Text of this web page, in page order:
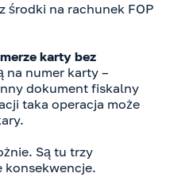
środki na rachunek FOP
karty bez
na numer karty –
dokument fiskalny
taka operacja może
Są tu trzy
konsekwencje.